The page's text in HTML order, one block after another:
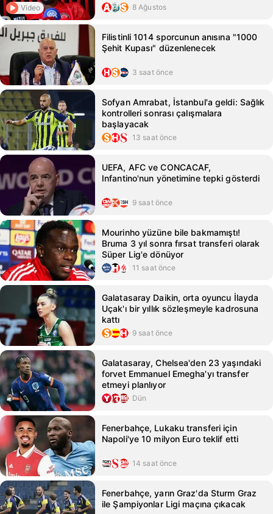
Video 8 Ağustos
Filistinli 1014 sporcunun anısına "1000
Şehit Kupası" düzenlenecek
3 saat önce
Sofyan Amrabat, İstanbul'a geldi: Sağlık
kontrolleri sonrası çalışmalara
başlayacak
13 saat önce
UEFA, AFC ve CONCACAF,
Infantino'nun yönetimine tepki gösterdi
9 saat önce
Mourinho yüzüne bile bakmamıştı!
Bruma 3 yıl sonra fırsat transferi olarak
Süper Lig'e dönüyor
11 saat önce
Galatasaray Daikin, orta oyuncu İlayda
Uçak'ı bir yıllık sözleşmeyle kadrosuna
kattı
9 saat önce
Galatasaray, Chelsea'den 23 yaşındaki
forvet Emmanuel Emegha'yı transfer
etmeyi planlıyor
Dün
Fenerbahçe, Lukaku transferi için
Napoli'ye 10 milyon Euro teklif etti
14 saat önce
Fenerbahçe, yarın Graz'da Sturm Graz
ile Şampiyonlar Ligi maçına çıkacak